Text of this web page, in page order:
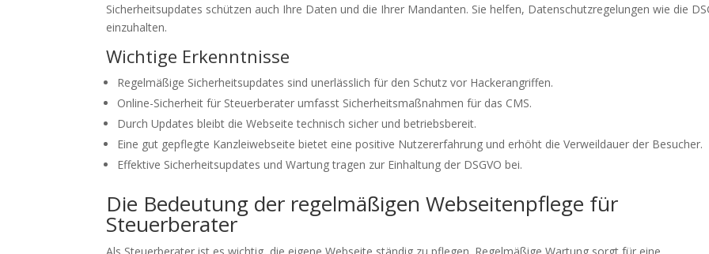
Sicherheitsupdates schützen auch Ihre Daten und die Ihrer Mandanten. Sie helfen, Datenschutzregelungen wie die
einzuhalten.
Wichtige Erkenntnisse
Regelmäßige Sicherheitsupdates sind unerlässlich für den Schutz vor Hackerangriffen.
Online-Sicherheit für Steuerberater umfasst Sicherheitsmaßnahmen für das CMS.
Durch Updates bleibt die Webseite technisch sicher und betriebsbereit.
Eine gut gepflegte Kanzleiwebseite bietet eine positive Nutzererfahrung und erhöht die Verweildauer der Besucher.
Effektive Sicherheitsupdates und Wartung tragen zur Einhaltung der DSGVO bei.
Die Bedeutung der regelmäßigen Webseitenpflege für
Steuerberater
Als Steuerberater ist es wichtig, die eigene Webseite ständig zu pflegen. Regelmäßige Wartung sorgt für eine